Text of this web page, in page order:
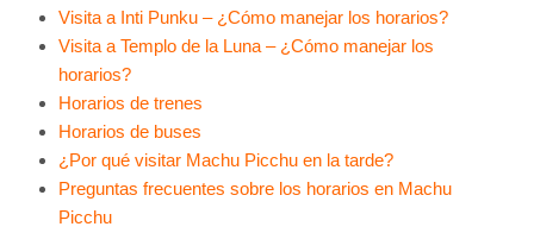
Visita a Inti Punku – ¿Cómo manejar los horarios?
Visita a Templo de la Luna – ¿Cómo manejar los
horarios?
Horarios de trenes
Horarios de buses
¿Por qué visitar Machu Picchu en la tarde?
Preguntas frecuentes sobre los horarios en Machu
Picchu